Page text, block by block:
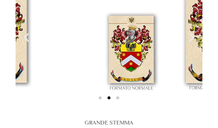
GRANDE STEMMA